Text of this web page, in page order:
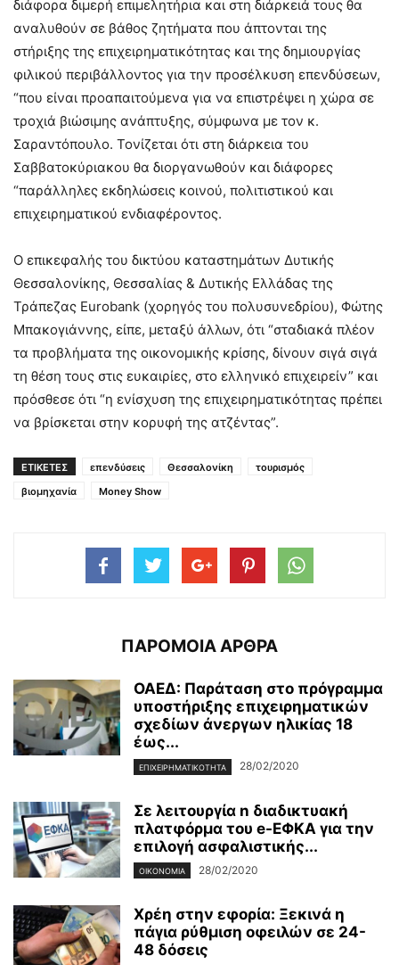
διάφορα διμερή επιμελητήρια και στη διάρκειά τους θα
αναλυθούν σε βάθος ζητήματα που άπτονται της
στήριξης της επιχειρηματικότητας και της δημιουργίας
φιλικού περιβάλλοντος για την προσέλκυση επενδύσεων,
“που είναι προαπαιτούμενα για να επιστρέψει η χώρα σε
τροχιά βιώσιμης ανάπτυξης, σύμφωνα με τον κ.
Σαραντόπουλο. Τονίζεται ότι στη διάρκεια του
Σαββατοκύριακου θα διοργανωθούν και διάφορες
“παράλληλες εκδηλώσεις κοινού, πολιτιστικού και
επιχειρηματικού ενδιαφέροντος.
Ο επικεφαλής του δικτύου καταστημάτων Δυτικής
Θεσσαλονίκης, Θεσσαλίας & Δυτικής Ελλάδας της
Τράπεζας Eurobank (χορηγός του πολυσυνεδρίου), Φώτης
Μπακογιάννης, είπε, μεταξύ άλλων, ότι “σταδιακά πλέον
τα προβλήματα της οικονομικής κρίσης, δίνουν σιγά σιγά
τη θέση τους στις ευκαιρίες, στο ελληνικό επιχειρείν” και
πρόσθεσε ότι “η ενίσχυση της επιχειρηματικότητας πρέπει
να βρίσκεται στην κορυφή της ατζέντας”.
ΕΤΙΚΕΤΕΣ επενδύσεις Θεσσαλονίκη
τουρισμός
βιομηχανία
Money Show
ΠΑΡΟΜΟΙΑ ΑΡΘΡΑ
ΟΑΕΔ: Παράταση στο πρόγραμμα
υποστήριξης επιχειρηματικών
σχεδίων άνεργων ηλικίας 18
έως...
ΕΠΙΧΕΙΡΗΜΑΤΙΚΌΤΗΤΑ 28/02/2020
Σε λειτουργία n διαδικτυακή
πλατφόρμα του e-ΕΦΚΑ για την
επιλογή ασφαλιστικής...
ΟΙΚΟΝΟΜΊΑ 28/02/2020
Χρέη στην εφορία: Ξεκινά η
πάγια ρύθμιση οφειλών σε 24-
48 δόσεις